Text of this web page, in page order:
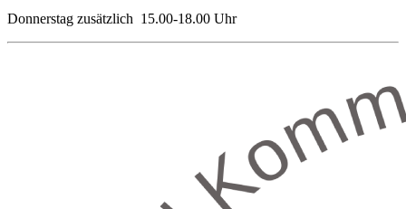
Donnerstag zusätzlich 15.00-18.00 Uhr